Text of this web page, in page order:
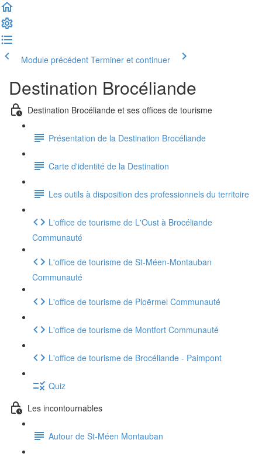
Module précédent Terminer et continuer
Destination Brocéliande
Destination Brocéliande et ses offices de tourisme
Présentation de la Destination Brocéliande
Carte d'identité de la Destination
Les outils à disposition des professionnels du territoire
L'office de tourisme de L'Oust à Brocéliande
Communauté
L'office de tourisme de St-Méen-Montauban
Communauté
L'office de tourisme de Ploërmel Communauté
L'office de tourisme de Montfort Communauté
L'office de tourisme de Brocéliande - Paimpont
Quiz
Les incontournables
Autour de St-Méen Montauban